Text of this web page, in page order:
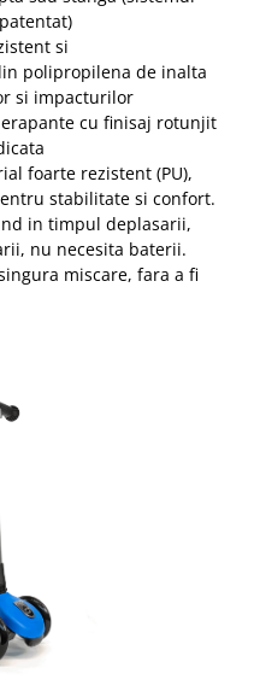
si
polipropilena de inalta
si impacturilor
cu finisaj rotunjit
foarte rezistent (PU),
stabilitate si confort.
in timpul deplasarii,
nu necesita baterii.
miscare, fara a fi